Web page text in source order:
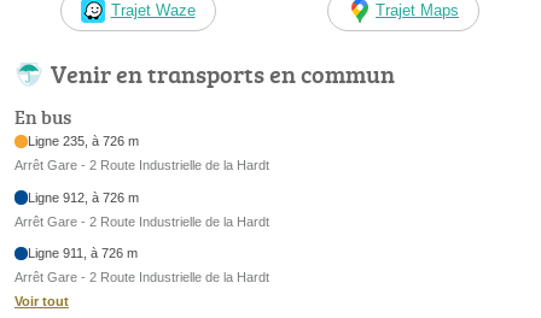
Trajet Waze Trajet Maps
Venir en transports en commun
En bus
Ligne 235, à 726 m
Arrêt Gare - 2 Route Industrielle de la Hardt
Ligne 912, à 726 m
Arrêt Gare - 2 Route Industrielle de la Hardt
Ligne 911, à 726 m
Arrêt Gare - 2 Route Industrielle de la Hardt
Voir tout